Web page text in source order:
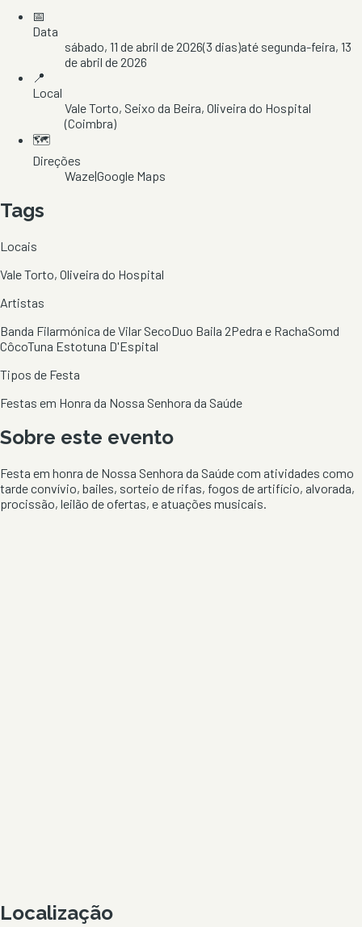
📅
Data
sábado, 11 de abril de 2026(3 dias)até segunda-feira, 13
de abril de 2026
📍
Local
Vale Torto, Seixo da Beira, Oliveira do Hospital
(Coimbra)
🗺️
Direções
Waze|Google Maps
Tags
Locais
Vale Torto, Oliveira do Hospital
Artistas
Banda Filarmónica de Vilar SecoDuo Baila 2Pedra e RachaSomd
CôcoTuna Estotuna D'Espital
Tipos de Festa
Festas em Honra da Nossa Senhora da Saúde
Sobre este evento
Festa em honra de Nossa Senhora da Saúde com atividades como
tarde convívio, bailes, sorteio de rifas, fogos de artifício, alvorada,
procissão, leilão de ofertas, e atuações musicais.
Localização